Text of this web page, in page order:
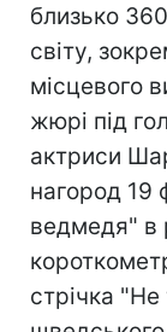
близько
світу,
місцевого
жюрі під
актриси
нагород 19
ведмедя" в
стрічка